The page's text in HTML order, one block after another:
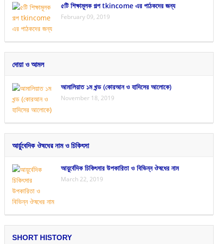
৫টি শিক্ষামূলক গল্প tkincome এর পাঠকদের জন্য
February 09, 2019
দোয়া ও আমল
আমালিয়াত ১ম খন্ড (কোরআন ও হাদিসের আলোকে)
November 18, 2019
আর্য়ুবেদিক ঔষধের নাম ও চিকিৎসা
আয়ুর্বেদিক চিকিৎসার উপকারিতা ও বিভিন্ন ঔষধের নাম
March 22, 2019
SHORT HISTORY